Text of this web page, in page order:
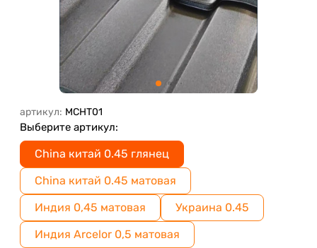
артикул: MCHT01
Выберите артикул:
China китай 0.45 глянец
China китай 0.45 матовая
Индия 0,45 матовая
Украина 0.45
Индия Arcelor 0,5 матовая